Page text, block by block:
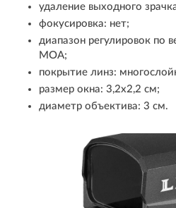
удаление выходного
фокусировка: нет;
диапазон регулировок по
MOA;
покрытие линз:
размер окна: 3,2х2,2 см;
диаметр объектива: 3 см.